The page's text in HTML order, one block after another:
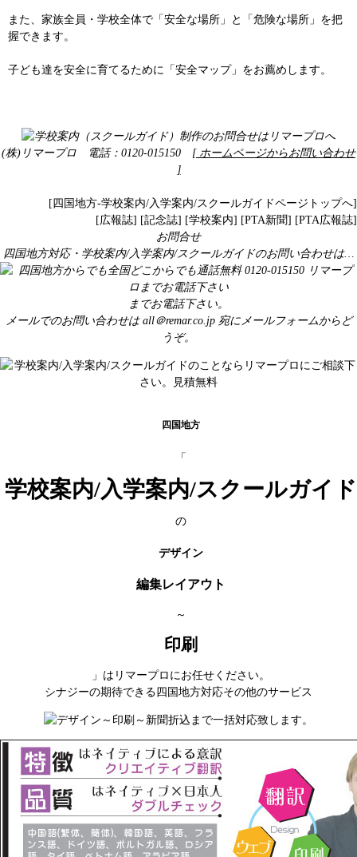
また、家族全員・学校全体で「安全な場所」と「危険な場所」を把
握できます。
子ども達を安全に育てるために「安全マップ」をお薦めします。
(株)リマープロ 電話：0120-015150 [ ホームページからお問い合わせ
]
[四国地方-学校案内/入学案内/スクールガイドページトップへ]
[広報誌] [記念誌] [学校案内] [PTA新聞] [PTA広報誌]
お問合せ
四国地方対応・学校案内/入学案内/スクールガイドのお問い合わせは…
までお電話下さい。
メールでのお問い合わせは all＠remar.co.jp 宛にメールフォームからど
うぞ。
四国地方
「
学校案内/入学案内/スクールガイド
の
デザイン
編集レイアウト
～
印刷
」はリマープロにお任せください。
シナジーの期待できる四国地方対応その他のサービス